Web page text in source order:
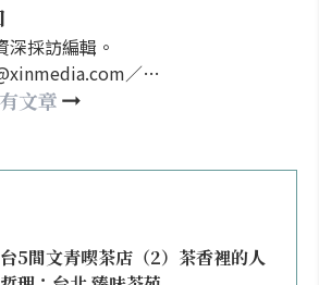
深採訪編輯。
／
文章
5間文青喫茶店（2）茶香裡的人